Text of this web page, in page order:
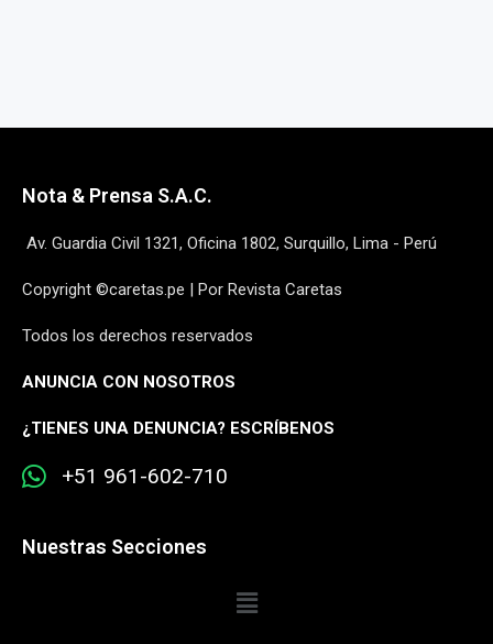
Nota & Prensa S.A.C.
Av. Guardia Civil 1321, Oficina 1802, Surquillo, Lima - Perú
Copyright ©caretas.pe | Por Revista Caretas
Todos los derechos reservados
ANUNCIA CON NOSOTROS
¿TIENES UNA DENUNCIA? ESCRÍBENOS
+51 961-602-710
Nuestras Secciones